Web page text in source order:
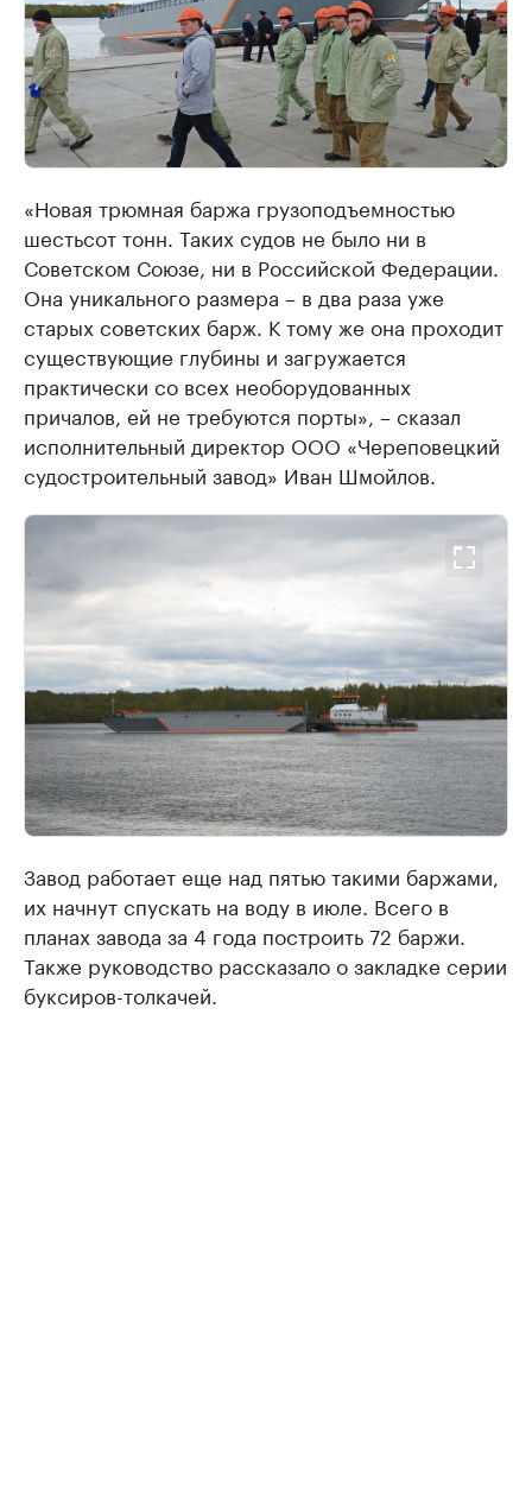
«Новая трюмная баржа грузоподъемностью
шестьсот тонн. Таких судов не было ни в
Советском Союзе, ни в Российской Федерации.
Она уникального размера – в два раза уже
старых советских барж. К тому же она проходит
существующие глубины и загружается
практически со всех необорудованных
причалов, ей не требуются порты», – сказал
исполнительный директор ООО «Череповецкий
судостроительный завод» Иван Шмойлов.
Завод работает еще над пятью такими баржами,
их начнут спускать на воду в июле. Всего в
планах завода за 4 года построить 72 баржи.
Также руководство рассказало о закладке серии
буксиров-толкачей.